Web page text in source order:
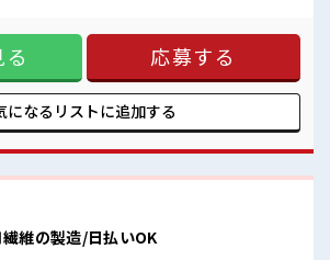
室あり！
ちゃう！
しませんか？
を活かしませんか？ ブランクがあっても大丈夫♪
っとだけ…という方もOK！ ≪女性も働きやすい職
ん男性の応募も歓迎ですよ！ ≪土日祝休のお仕事
一緒にプライベート満喫！ ■職場の雰囲気 女
の職場です♪ 一緒に働く仲間ともなじみやすい少人
☆ しっかり休める休憩室あり！ オンオフの切替もで
応募する
になるリストに追加する
維の製造/日払いOK